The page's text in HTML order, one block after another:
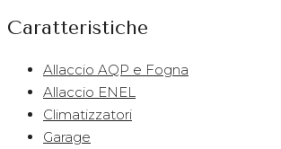
Caratteristiche
Allaccio AQP e Fogna
Allaccio ENEL
Climatizzatori
Garage